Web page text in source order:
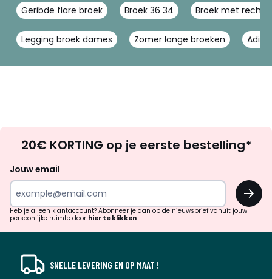
Geribde flare broek Broek 36 34 Broek met
Legging broek dames Zomer lange broeken
zoek
inspiratie
verrassingen?
20€ KORTING op je eerste bestelling*
Jouw email
OK
Heb je al een klantaccount? Abonneer je dan op de nieuwsbrief vanuit jouw
persoonlijke ruimte door hier te klikken
SNELLE LEVERING EN OP MAAT !